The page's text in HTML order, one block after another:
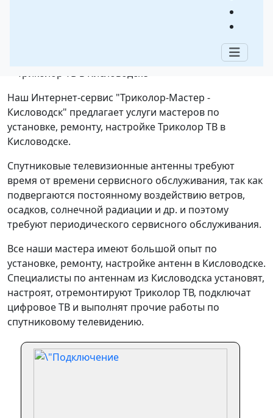
Наш Интернет-сервис "Триколор-Мастер -
Кисловодск" предлагает услуги мастеров по
установке, ремонту, настройке Триколор ТВ в
Кисловодске.
Спутниковые телевизионные антенны требуют
время от времени сервисного обслуживания, так как
подвергаются постоянному воздействию ветров,
осадков, солнечной радиации и др. и поэтому
требуют периодического сервисного обслуживания.
Все наши мастера имеют большой опыт по
установке, ремонту, настройке антенн в Кисловодске.
Специалисты по антеннам из Кисловодска установят,
настроят, отремонтируют Триколор ТВ, подключат
цифровое ТВ и выполнят прочие работы по
спутниковому телевидению.